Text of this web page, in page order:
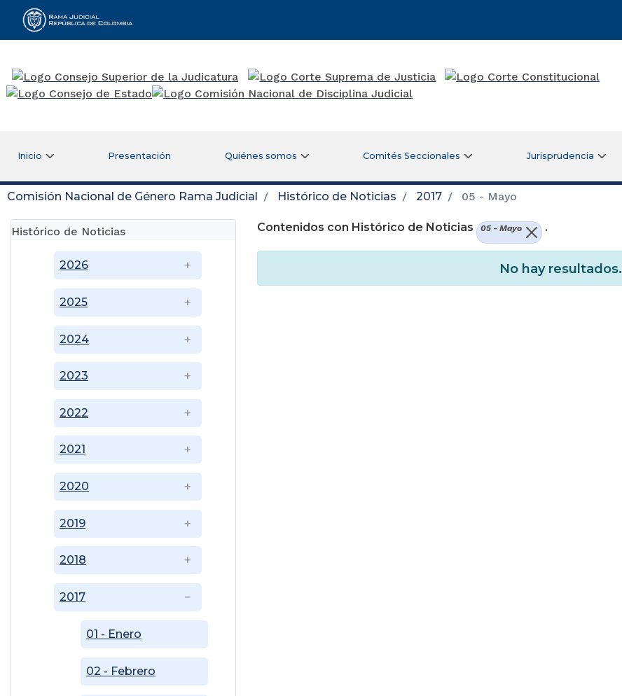
Rama Judicial
Inicio Presentación Quiénes somos Comités Seccionales Jurisprudencia
Comisión Nacional de Género Rama Judicial Histórico de Noticias 2017 05 - Mayo
Histórico de Noticias
2017
01 - Enero
02 - Febrero
2018
2019
2020
2021
2022
2023
2024
2025
2026
Contenidos con Histórico de Noticias 05 - Mayo .
No hay resultados.